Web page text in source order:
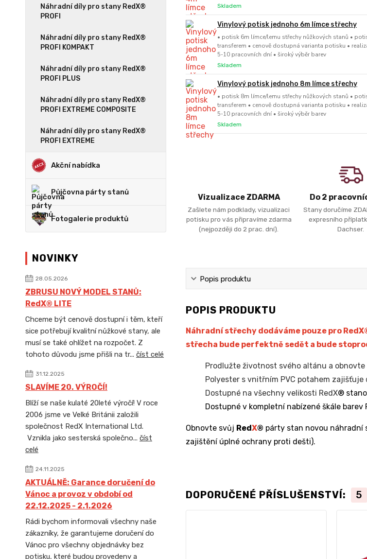
Náhradní díly pro stany RedX®
PROFI
Náhradní díly pro stany RedX®
PROFI KOMPAKT
Náhradní díly pro stany RedX®
PROFI PLUS
Náhradní díly pro stany RedX®
PROFI EXTREME COMPOSITE
Náhradní díly pro stany RedX®
PROFI EXTREME
Akční nabídka
Půjčovna párty stanů
Fotogalerie produktů
NOVINKY
28.05.2026
ZBRUSU NOVÝ MODEL STANŮ:
RedX® LITE
Chceme být cenově dostupní i těm, kteří
sice potřebují kvalitní nůžkové stany, ale
musí se také ohlížet na rozpočet. Z
tohoto důvodu jsme přišli na tr... číst celé
31.12.2025
SLAVÍME 20. VÝROČÍ!
Blíží se naše kulaté 20leté výročí! V roce
2006 jsme ve Velké Británii založili
společnost RedX International Ltd.
Vznikla jako sesterská společno... číst
celé
24.11.2025
AKTUÁLNĚ: Garance doručení do
Vánoc a provoz v období od
22.12.2025 - 2.1.2026
Rádi bychom informovali všechny naše
zákazníky, že garantujeme doručení do
Vánoc pro všechny objednávky bez
potisku, které budou provedeny a
Skladem
Vinylový potisk jednoho 6m límce střechy
• potisk 6m límce/lemu střechy nůžkových stanů •
transferem • cenově dostupná varianta potisku •
5-10 pracovních dní • široký výběr barev
Skladem
Vinylový potisk jednoho 8m límce střechy
• potisk 8m límce/lemu střechy nůžkových stanů •
transferem • cenově dostupná varianta potisku •
5-10 pracovních dní • široký výběr barev
Skladem
Vizualizace ZDARMA
Zašlete nám podklady, vizualizaci
potisku pro vás připravíme zdarma
(nejpozději do 2 prac. dní).
Do 2
Stany doručíme
expresního
Dachser.
Popis produktu
POPIS PRODUKTU
Náhradní střechy dodáváme pouze pro
střecha bude perfektně sedět a bude
Prodlužte životnost svého altánu a obnovte
Polyester s vnitřním PVC potahem
Dostupné na všechny velikosti RedX®
Dostupné v kompletní nabízené škále barev
Obnovte svůj RedX® párty stan novou náhradní
zajištění úplné ochrany proti dešti).
DOPORUČENÉ PŘÍSLUŠENSTVÍ: 5